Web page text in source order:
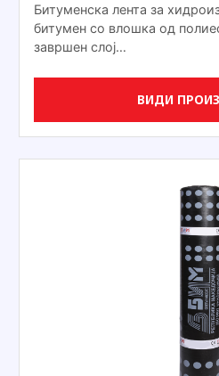
Битуменска лента за
битумен со влошка од
завршен слој…
ВИДИ